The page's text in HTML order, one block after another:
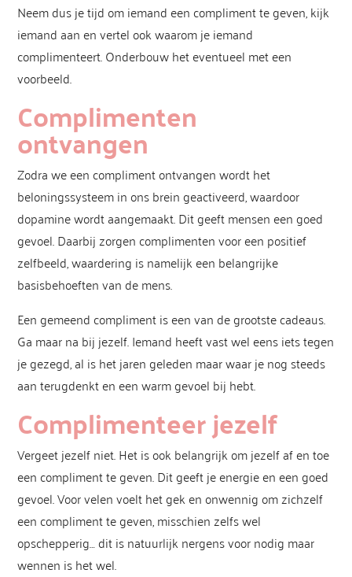
Neem dus je tijd om iemand een compliment te geven, kijk
iemand aan en vertel ook waarom je iemand
complimenteert. Onderbouw het eventueel met een
voorbeeld.
Complimenten
ontvangen
Zodra we een compliment ontvangen wordt het
beloningssysteem in ons brein geactiveerd, waardoor
dopamine wordt aangemaakt. Dit geeft mensen een goed
gevoel. Daarbij zorgen complimenten voor een positief
zelfbeeld, waardering is namelijk een belangrijke
basisbehoeften van de mens.
Een gemeend compliment is een van de grootste cadeaus.
Ga maar na bij jezelf. Iemand heeft vast wel eens iets tegen
je gezegd, al is het jaren geleden maar waar je nog steeds
aan terugdenkt en een warm gevoel bij hebt.
Complimenteer jezelf
Vergeet jezelf niet. Het is ook belangrijk om jezelf af en toe
een compliment te geven. Dit geeft je energie en een goed
gevoel. Voor velen voelt het gek en onwennig om zichzelf
een compliment te geven, misschien zelfs wel
opschepperig… dit is natuurlijk nergens voor nodig maar
wennen is het wel.